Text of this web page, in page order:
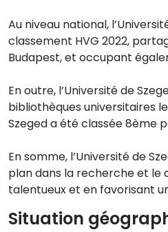
Au niveau national,
classement HVG 2022,
Budapest, et occupant
En outre, l’Université de
bibliothèques universitaires
Szeged a été classée 8ème
En somme, l’Université de
plan dans la recherche et
talentueux et en favorisant
Situation